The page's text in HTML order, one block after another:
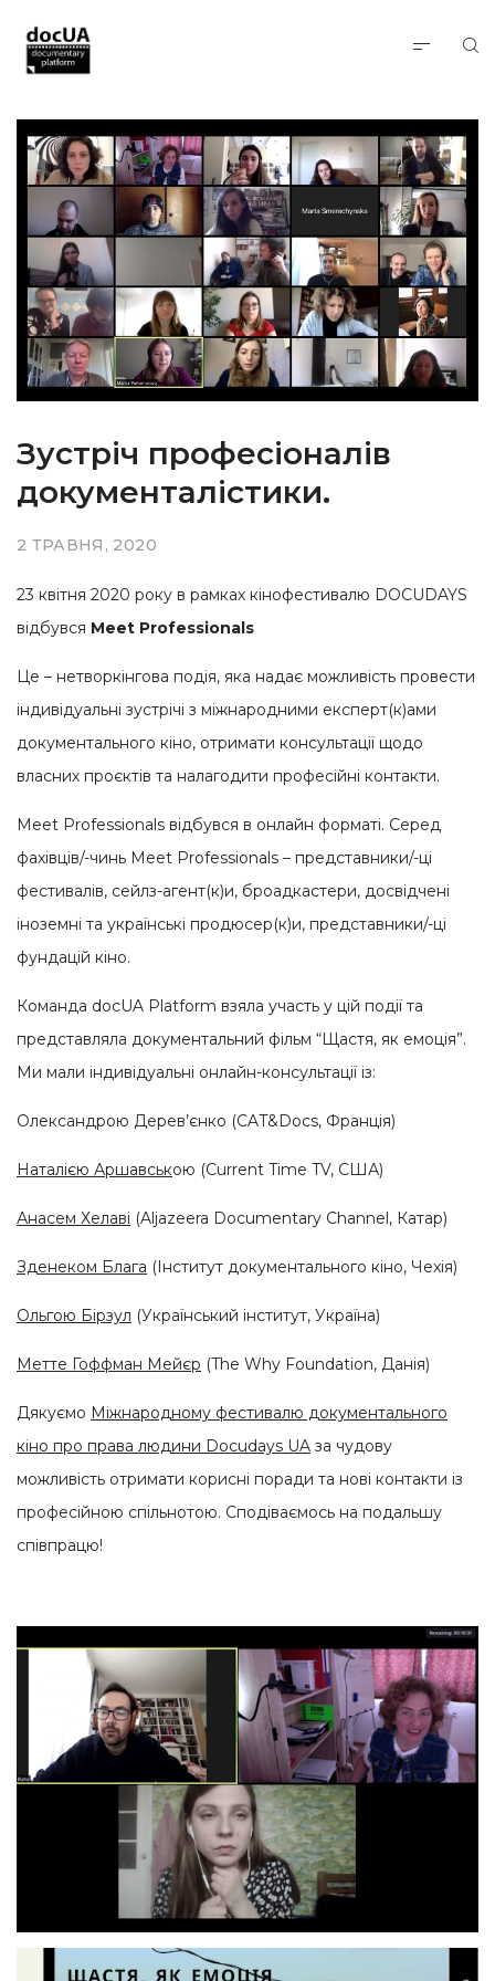
Зустріч професіоналів
документалістики.
2 ТРАВНЯ, 2020
23 квітня 2020 року в рамках кінофестивалю DOCUDAYS
відбувся Meet Professionals
Це – нетворкінгова подія, яка надає можливість провести
індивідуальні зустрічі з міжнародними експерт(к)ами
документального кіно, отримати консультації щодо
власних проєктів та налагодити професійні контакти.
Meet Professionals відбувся в онлайн форматі. Серед
фахівців/-чинь Meet Professionals – представники/-ці
фестивалів, сейлз-агент(к)и, броадкастери, досвідчені
іноземні та українські продюсер(к)и, представники/-ці
фундацій кіно.
Команда docUA Platform взяла участь у цій події та
представляла документальний фільм “Щастя, як емоція”.
Ми мали індивідуальні онлайн-консультації із:
Олександрою Дерев’єнко (CAT&Docs, Франція)
Наталією Аршавською (Current Time TV, США)
Анасем Хелаві (Aljazeera Documentary Channel, Катар)
Зденеком Блага (Інститут документального кіно, Чехія)
Ольгою Бірзул (Український інститут, Україна)
Метте Гоффман Мейєр (The Why Foundation, Данія)
Дякуємо Міжнародному фестивалю документального
кіно про права людини Docudays UA за чудову
можливість отримати корисні поради та нові контакти із
професійною спільнотою. Сподіваємось на подальшу
співпрацю!